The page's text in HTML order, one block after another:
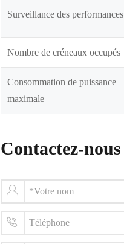
Surveillance des performances
Nombre de créneaux occupés
Consommation de puissance
maximale
Contactez-nous